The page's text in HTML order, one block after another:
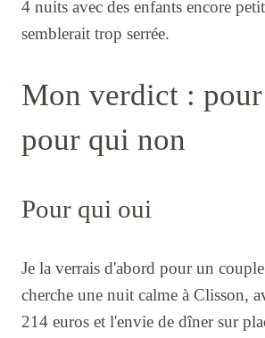
4 nuits avec des enfants encore
semblerait trop serrée.
Mon verdict :
pour qui non
Pour qui oui
Je la verrais d'abord pour un
cherche une nuit calme à Clisson,
214 euros et l'envie de dîner sur